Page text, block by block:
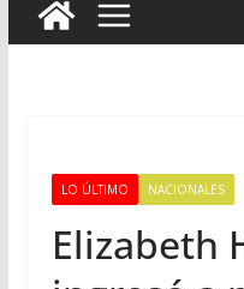
LO ÚLTIMO NACIONALES
Elizabeth